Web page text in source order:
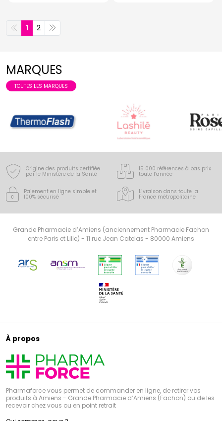
1 2
MARQUES
TOUTES LES MARQUES
Origine des produits certifiée
par le Ministère de la Santé
15 000 références à bas prix
toute l’année
Paiement en ligne simple et
100% sécurisé
Livraison dans toute la
France métropolitaine
Grande Pharmacie d’Amiens (anciennement Pharmacie Fachon
entre Paris et Lille) - 11 rue Jean Catelas - 80000 Amiens
À propos
Pharmaforce vous permet de commander en ligne, de retirer vos
produits à Amiens - Grande Pharmacie d’Amiens (Fachon) ou de les
recevoir chez vous ou en point retrait